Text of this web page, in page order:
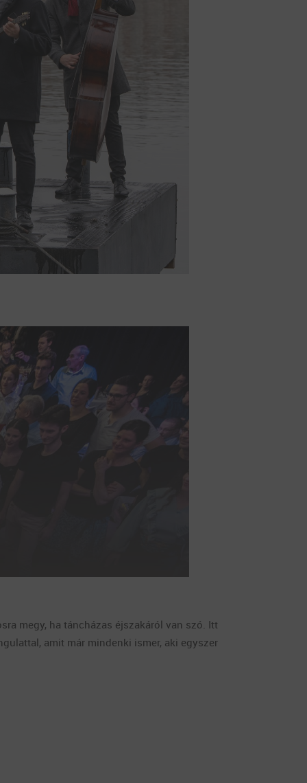
megy, ha táncházas éjszakáról van szó. Itt
amit már mindenki ismer, aki egyszer